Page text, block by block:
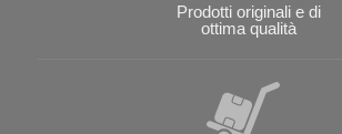
Prodotti originali e di
ottima qualità